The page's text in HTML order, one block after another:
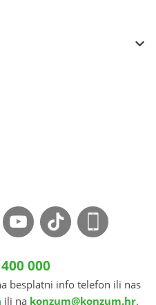
000
besplatni info telefon ili nas
ili na konzum@konzum.hr.